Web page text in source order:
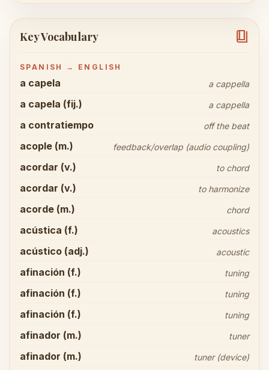
Key Vocabulary book_4
SPANISH → ENGLISH
a capela a cappella
a capela (fij.) a cappella
a contratiempo off the beat
acople (m.) feedback/overlap (audio coupling)
acordar (v.) to chord
acordar (v.) to harmonize
acorde (m.) chord
acústica (f.) acoustics
acústico (adj.) acoustic
afinación (f.) tuning
afinación (f.) tuning
afinación (f.) tuning
afinador (m.) tuner
afinador (m.) tuner (device)